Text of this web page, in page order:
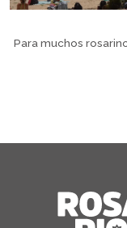
Para muchos